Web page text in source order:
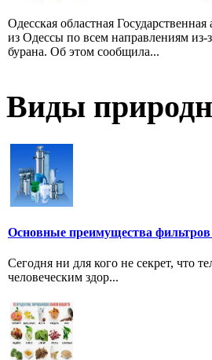
Одесская областная
из Одессы по всем направлениям
бурана. Об этом сообщила...
Виды
Основные преимущества
Сегодня ни для кого не секрет, что
человеческим здор...